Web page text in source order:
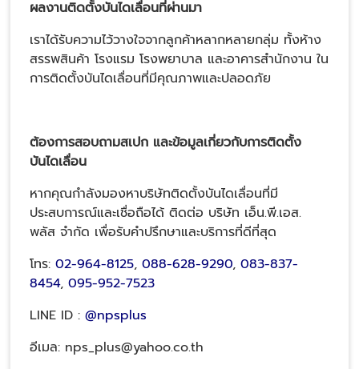
ผลงานติดตั้งบันไดเลื่อนที่ผ่านมา
เราได้รับความไว้วางใจจากลูกค้าหลากหลายกลุ่ม ทั้งห้าง
สรรพสินค้า โรงแรม โรงพยาบาล และอาคารสำนักงาน ใน
การติดตั้งบันไดเลื่อนที่มีคุณภาพและปลอดภัย
ต้องการสอบถามสเปก และข้อมูลเกี่ยวกับการติดตั้ง
บันไดเลื่อน
หากคุณกำลังมองหาบริษัทติดตั้งบันไดเลื่อนที่มี
ประสบการณ์และเชื่อถือได้ ติดต่อ บริษัท เอ็น.พี.เอส.
พลัส จำกัด เพื่อรับคำปรึกษาและบริการที่ดีที่สุด
โทร: 02-964-8125, 088-628-9290, 083-837-
8454, 095-952-7523
LINE ID : @npsplus
อีเมล: nps_plus@yahoo.co.th